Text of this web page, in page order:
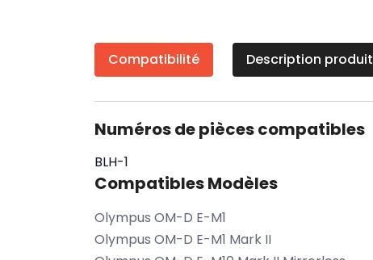
Compatibilité Description produit
Numéros de pièces compatibles
BLH-1
Compatibles Modèles
Olympus OM-D E-M1
Olympus OM-D E-M1 Mark II